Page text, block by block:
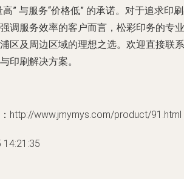
高” 与服务“价格低” 的承诺。对于追求印
调服务效率的客户而言，松彩印务的专业
区及周边区域的理想之选。欢迎直接联系
印刷解决方案。
http://www.jmymys.com/product/91.html